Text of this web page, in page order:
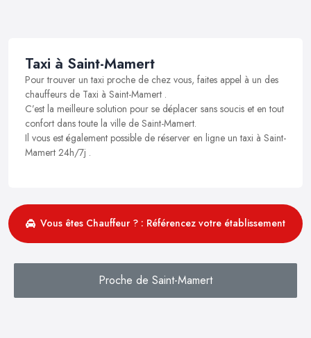
Taxi à Saint-Mamert
Pour trouver un taxi proche de chez vous, faites appel à un des
chauffeurs de Taxi à Saint-Mamert .
C’est la meilleure solution pour se déplacer sans soucis et en tout
confort dans toute la ville de Saint-Mamert.
Il vous est également possible de réserver en ligne un taxi à Saint-
Mamert 24h/7j .
Vous êtes Chauffeur ? : Référencez votre établissement
Proche de Saint-Mamert